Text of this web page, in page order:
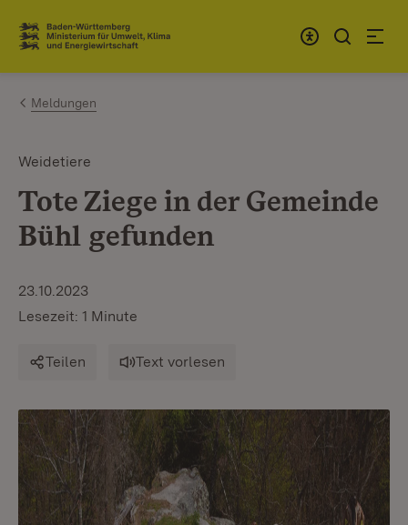
Zum Inhalt springen
Link zur Startseite
Meldungen
Weidetiere
Tote Ziege in der Gemeinde
Bühl gefunden
23.10.2023
Lesezeit: 1 Minute
Teilen Text vorlesen